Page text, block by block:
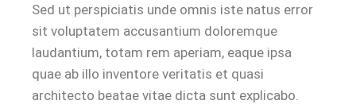
Sed ut perspiciatis unde omnis iste natus error
sit voluptatem accusantium doloremque
laudantium, totam rem aperiam, eaque ipsa
quae ab illo inventore veritatis et quasi
architecto beatae vitae dicta sunt explicabo.